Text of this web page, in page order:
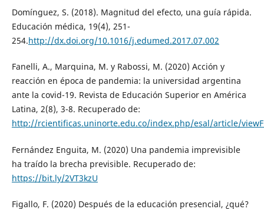
Domínguez, S. (2018). Magnitud del efecto, una guía rápida.
Educación médica, 19(4), 251-
254.http://dx.doi.org/10.1016/j.edumed.2017.07.002
Fanelli, A., Marquina, M. y Rabossi, M. (2020) Acción y
reacción en época de pandemia: la universidad argentina
ante la covid-19. Revista de Educación Superior en América
Latina, 2(8), 3-8. Recuperado de:
http://rcientificas.uninorte.edu.co/index.php/esal/article/
Fernández Enguita, M. (2020) Una pandemia imprevisible
ha traído la brecha previsible. Recuperado de:
https://bit.ly/2VT3kzU
Figallo, F. (2020) Después de la educación presencial, ¿qué?